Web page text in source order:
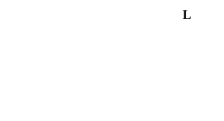
Llunes